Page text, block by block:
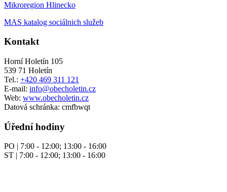
Mikroregion Hlinecko
MAS katalog sociálnich služeb
Kontakt
Horní Holetín 105
539 71 Holetín
Tel.: +420 469 311 121
E-mail: info@obecholetin.cz
Web: www.obecholetin.cz
Datová schránka: cmfbwqt
Úřední hodiny
PO | 7:00 - 12:00; 13:00 - 16:00
ST | 7:00 - 12:00; 13:00 - 16:00